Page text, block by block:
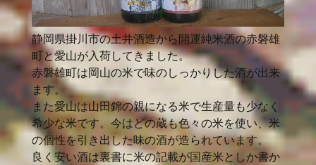
静岡県掛川市の土井酒造から開運純米酒の赤磐雄
町と愛山が入荷してきました。
赤磐雄町は岡山の米で味のしっかりした酒が出来
ます。
また愛山は山田錦の親になる米で生産量も少なく
希少な米です。今はどの蔵も色々の米を使い、米
の個性を引き出した味の酒が造られています。
良く安い酒は裏書に米の記載が国産米としか書か